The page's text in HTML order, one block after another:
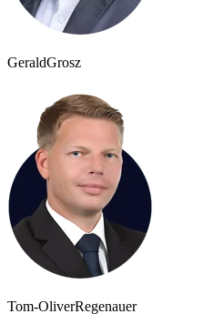
GeraldGrosz
Tom-OliverRegenauer